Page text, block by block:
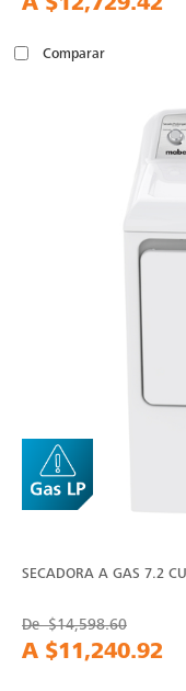
Comparar
SECADORA A GAS 7.2
De$14,598.60
A $11,240.92